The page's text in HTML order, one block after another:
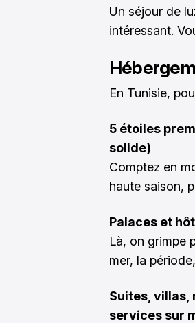
Un séjour de
intéressant.
En Tunisie,
5 étoiles
solide)
Comptez en
haute saison,
Palaces et
Là, on grimpe
mer, la
Suites, villas,
services sur